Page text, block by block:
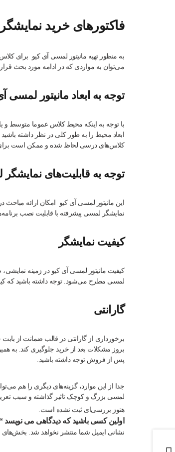
فاکتورهای خرید
به منظور تهیه مانیتور لمسی آی کیو برای
می‌توان به مواردی که در ادامه مورد بحث
توجه به ابعاد مانیتور لمسی
با توجه به اینکه محیط کلاس عموما متوسط
ابعاد محیط را به طور کلی در نظر داشته
کلاس‌های درسی لحاظ شده و ممکن است برای
توجه به قابلیت‌های
این مانیتور لمسی آی کیو امکان ارائه
نمایشگر لمسی پیشرفته با قابلیت نصب
کیفیت نمایشگر
کیفیت مانیتور لمسی آی کیو در زمینه
لمسی مطرح می‌شود. توجه داشته باشید که
گارانتی
برخورداری از گارانتی در قالب ضمانت از
بروز مشکلات بعد از خرید جلوگیری کند. به
پس از فروش توجه داشته باشید.
جدا از این موارد، گزینه‌های دیگری را هم
لمسی بزرگ و کوچک تاثیر گذاشته و سبب
هنوز بررسی‌ای ثبت نشده است.
اولین کسی باشید که دیدگاهی می نویسد
نشانی ایمیل شما منتشر نخواهد شد. بخش‌های